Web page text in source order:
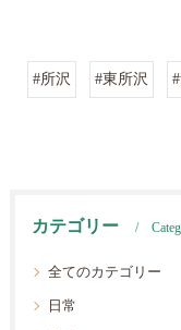
#所沢 #東所沢
カテゴリー
全てのカテゴリー
日常